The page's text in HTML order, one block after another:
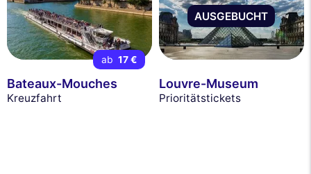
ab 17 €
Bateaux-Mouches
Kreuzfahrt
AUSGEBUCHT
Louvre-Museum
Prioritätstickets